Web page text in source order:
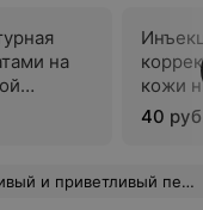
на
кожи
40
на вопросы ответила. Спасибо огромное! Я Вас рекомендую!